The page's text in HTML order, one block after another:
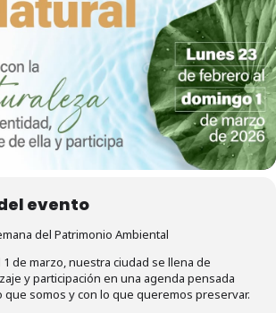
evento
del Patrimonio Ambiental
de marzo, nuestra ciudad se llena de
y participación en una agenda pensada
que somos y con lo que queremos preservar.